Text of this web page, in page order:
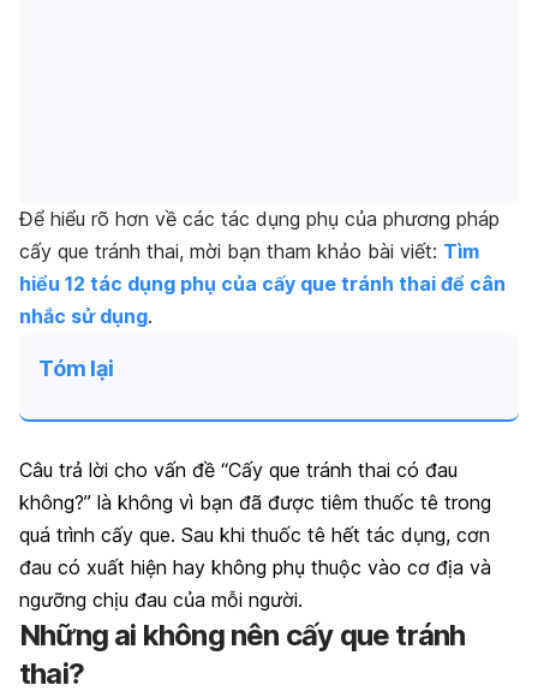
Để hiểu rõ hơn về các tác dụng phụ của phương pháp
cấy que tránh thai, mời bạn tham khảo bài viết: Tìm
hiểu 12 tác dụng phụ của cấy que tránh thai để cân
nhắc sử dụng.
Tóm lại
Câu trả lời cho vấn đề “Cấy que tránh thai có đau
không?” là không vì bạn đã được tiêm thuốc tê trong
quá trình cấy que. Sau khi thuốc tê hết tác dụng, cơn
đau có xuất hiện hay không phụ thuộc vào cơ địa và
ngưỡng chịu đau của mỗi người.
Những ai không nên cấy que tránh
thai?